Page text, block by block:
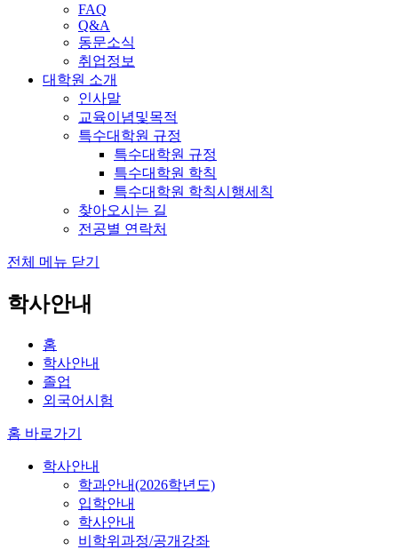
FAQ
Q&A
동문소식
취업정보
대학원 소개
인사말
교육이념및목적
특수대학원 규정
특수대학원 규정
특수대학원 학칙
특수대학원 학칙시행세칙
찾아오시는 길
전공별 연락처
전체 메뉴 닫기
학사안내
홈
학사안내
졸업
외국어시험
홈 바로가기
학사안내
학과안내(2026학년도)
입학안내
학사안내
비학위과정/공개강좌